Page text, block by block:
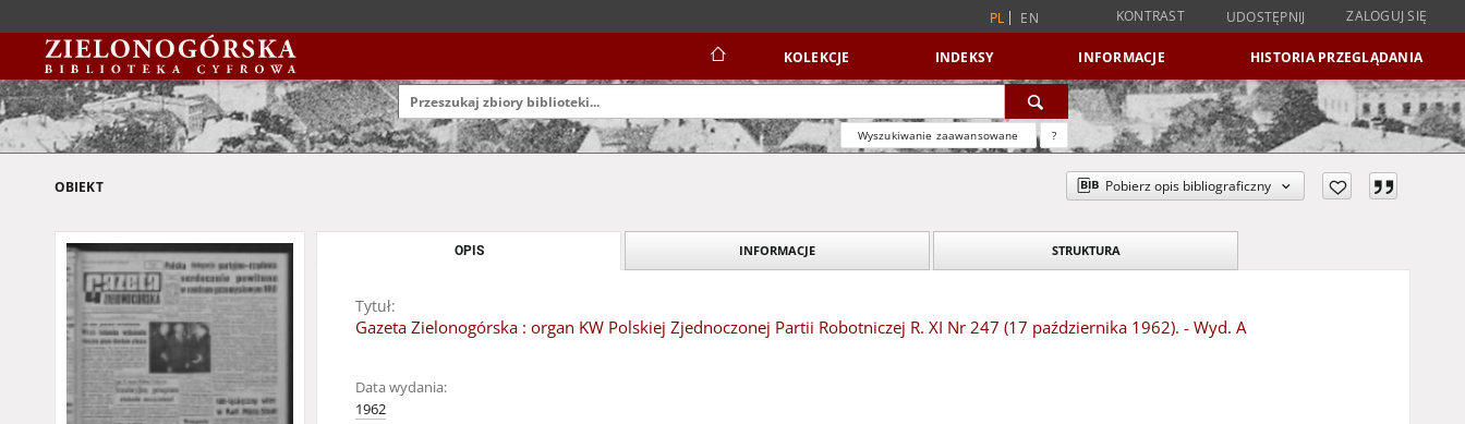
PL EN KONTRAST UDOSTĘPNIJ ZALOGUJ SIĘ
KOLEKCJE INDEKSY INFORMACJE HISTORIA PRZEGLĄDANIA
Wyszukiwanie zaawansowane ?
OBIEKT Pobierz opis bibliograficzny
OPIS INFORMACJE STRUKTURA
Tytuł:
Gazeta Zielonogórska : organ KW Polskiej Zjednoczonej Partii Robotniczej R. XI Nr 247 (17 października 1962). - Wyd. A
Data wydania:
1962